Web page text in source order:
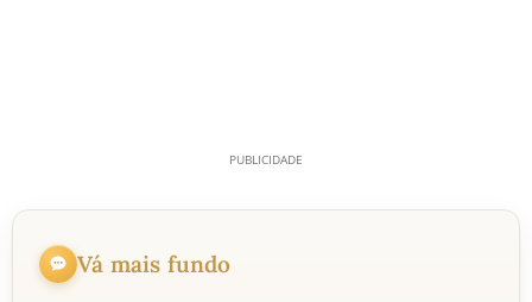
Vá mais fundo